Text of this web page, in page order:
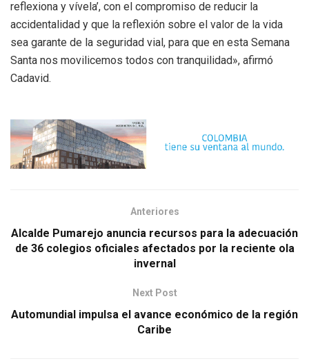
reflexiona y vívela’, con el compromiso de reducir la
accidentalidad y que la reflexión sobre el valor de la vida
sea garante de la seguridad vial, para que en esta Semana
Santa nos movilicemos todos con tranquilidad», afirmó
Cadavid.
Anteriores
Alcalde Pumarejo anuncia recursos para la adecuación
de 36 colegios oficiales afectados por la reciente ola
invernal
Next Post
Automundial impulsa el avance económico de la región
Caribe